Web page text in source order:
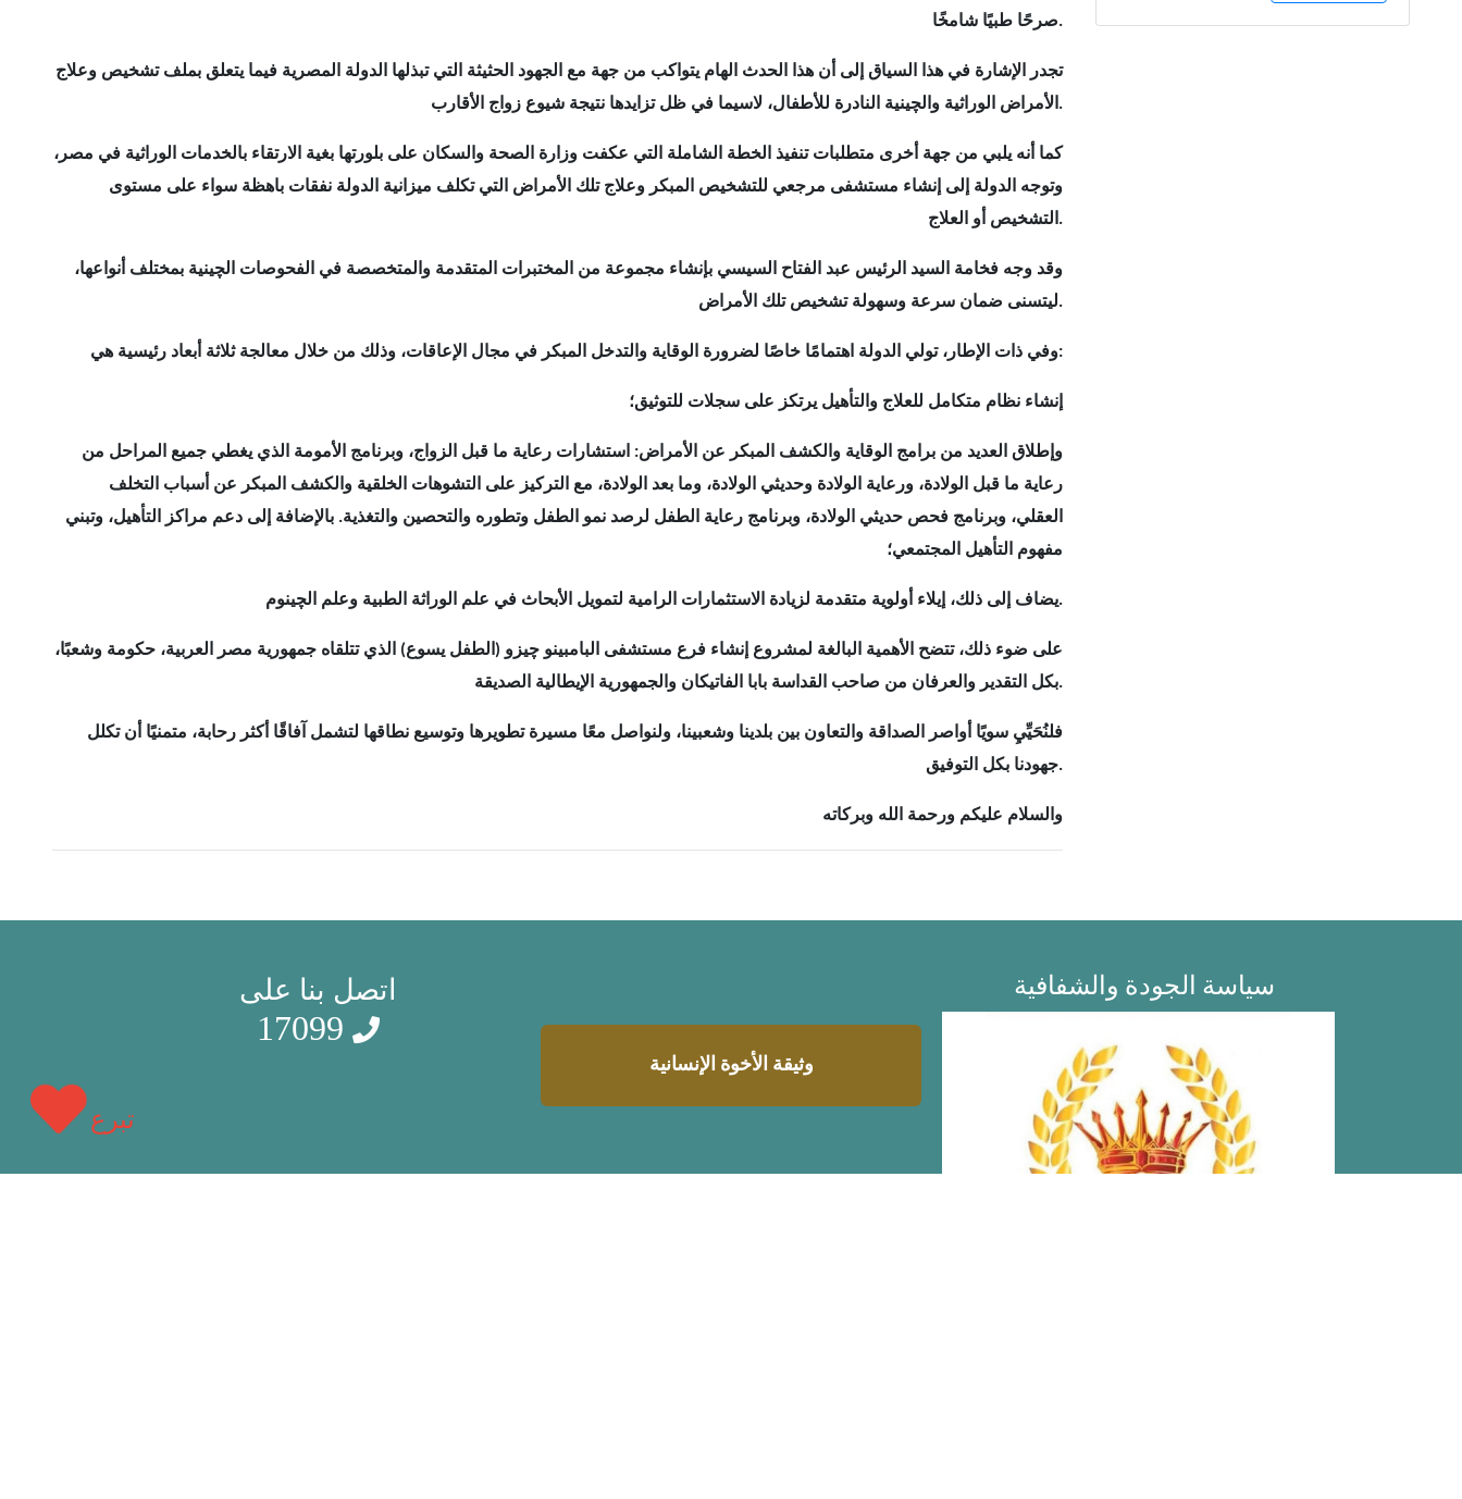
تبرع
صرحًا طبيًا شامخًا.
تجدر الإشارة في هذا السياق إلى أن هذا الحدث الهام يتواكب من جهة مع الجهود الحثيثة التي تبذلها الدولة المصرية فيما يتعلق بملف تشخيص وعلاج
الأمراض الوراثية والچينية النادرة للأطفال، لاسيما في ظل تزايدها نتيجة شيوع زواج الأقارب.
كما أنه يلبي من جهة أخرى متطلبات تنفيذ الخطة الشاملة التي عكفت وزارة الصحة والسكان على بلورتها بغية الارتقاء بالخدمات الوراثية في مصر،
وتوجه الدولة إلى إنشاء مستشفى مرجعي للتشخيص المبكر وعلاج تلك الأمراض التي تكلف ميزانية الدولة نفقات باهظة سواء على مستوى
التشخيص أو العلاج.
وقد وجه فخامة السيد الرئيس عبد الفتاح السيسي بإنشاء مجموعة من المختبرات المتقدمة والمتخصصة في الفحوصات الچينية بمختلف أنواعها،
ليتسنى ضمان سرعة وسهولة تشخيص تلك الأمراض.
وفي ذات الإطار، تولي الدولة اهتمامًا خاصًا لضرورة الوقاية والتدخل المبكر في مجال الإعاقات، وذلك من خلال معالجة ثلاثة أبعاد رئيسية هي:
إنشاء نظام متكامل للعلاج والتأهيل يرتكز على سجلات للتوثيق؛
وإطلاق العديد من برامج الوقاية والكشف المبكر عن الأمراض: استشارات رعاية ما قبل الزواج، وبرنامج الأمومة الذي يغطي جميع المراحل من
رعاية ما قبل الولادة، ورعاية الولادة وحديثي الولادة، وما بعد الولادة، مع التركيز على التشوهات الخلقية والكشف المبكر عن أسباب التخلف
العقلي، وبرنامج فحص حديثي الولادة، وبرنامج رعاية الطفل لرصد نمو الطفل وتطوره والتحصين والتغذية. بالإضافة إلى دعم مراكز التأهيل، وتبني
مفهوم التأهيل المجتمعي؛
يضاف إلى ذلك، إيلاء أولوية متقدمة لزيادة الاستثمارات الرامية لتمويل الأبحاث في علم الوراثة الطبية وعلم الچينوم.
على ضوء ذلك، تتضح الأهمية البالغة لمشروع إنشاء فرع مستشفى البامبينو چيزو (الطفل يسوع) الذي تتلقاه جمهورية مصر العربية، حكومة وشعبًا،
بكل التقدير والعرفان من صاحب القداسة بابا الفاتيكان والجمهورية الإيطالية الصديقة.
فلنُحَيِّيِ سويًا أواصر الصداقة والتعاون بين بلدينا وشعبينا، ولنواصل معًا مسيرة تطويرها وتوسيع نطاقها لتشمل آفاقًا أكثر رحابة، متمنيًا أن تكلل
جهودنا بكل التوفيق.
والسلام عليكم ورحمة الله وبركاته
سياسة الجودة والشفافية
وثيقة الأخوة الإنسانية
اتصل بنا على